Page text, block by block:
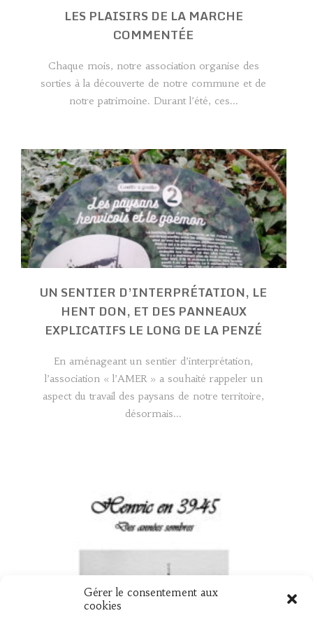
Gérer le consentement aux
cookies
LES PLAISIRS DE LA MARCHE
COMMENTÉE
Chaque mois, notre association organise des
sorties à la découverte de notre commune et de
notre patrimoine. Durant l’été, ces...
UN SENTIER D’INTERPRÉTATION, LE
HENT DON, ET DES PANNEAUX
EXPLICATIFS LE LONG DE LA PENZÉ
En aménageant un sentier d’interprétation,
l’association « l’AMER » a souhaité rappeler un
aspect du travail des paysans de notre territoire,
désormais...
UN NOUVEAU LIVRE « HENVIC EN 39